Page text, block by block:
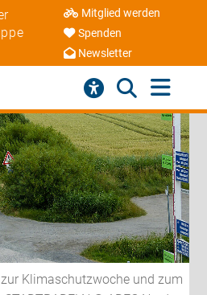
Mitglied werden
Spenden
Newsletter
Klimaschutzwoche und zum